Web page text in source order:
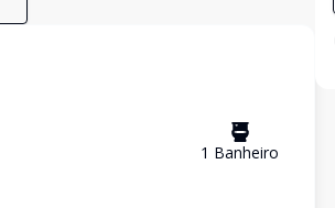
1 Banheiro